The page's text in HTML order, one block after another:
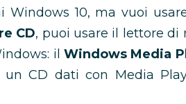
Windows 10, ma vuoi
CD, puoi usare il lettore di
il Windows Media
CD dati con Media